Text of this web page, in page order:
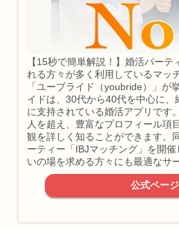
【15秒で簡単解説！】婚活パーテ
れる方々が多く利用しているマッ
「ユーブライド（youbride）」が
イドは、30代から40代を中心に、
に支持されている婚活アプリです
人を超え、豊富なプロフィール項
観を詳しく知ることができます。
ーティー「IBJマッチング」を開
いの場を求める方々にも最適なサ
公式ページ